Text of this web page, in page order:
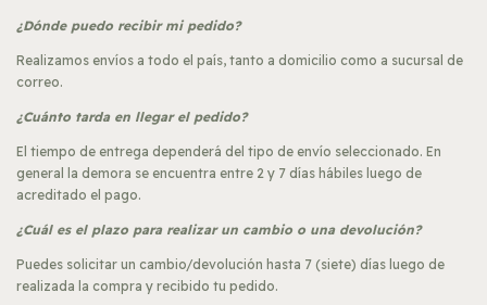
¿Dónde puedo recibir mi pedido?
Realizamos envíos a todo el país, tanto a domicilio como a sucursal de
correo.
¿Cuánto tarda en llegar el pedido?
El tiempo de entrega dependerá del tipo de envío seleccionado. En
general la demora se encuentra entre 2 y 7 días hábiles luego de
acreditado el pago.
¿Cuál es el plazo para realizar un cambio o una devolución?
Puedes solicitar un cambio/devolución hasta 7 (siete) días luego de
realizada la compra y recibido tu pedido.